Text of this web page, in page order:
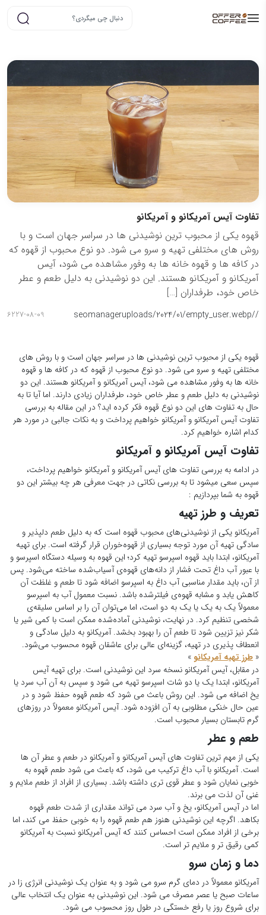
تفاوت آیس آمریکانو و آمریکانو
قهوه یکی از محبوب ترین نوشیدنی ها در سراسر جهان است و با
روش های مختلفی تهیه و سرو می شود. دو نوع محبوب از قهوه که
در کافه ها و قهوه خانه ها به وفور مشاهده می شود، آیس
آمریکانو و آمریکانو هستند. این دو نوشیدنی به دلیل طعم و عطر
خاص خود، طرفداران […]
/
/uploads/2024/01/empty_user.webp
seomanager
6227-08-09
قهوه یکی از محبوب ترین نوشیدنی ها در سراسر جهان است و با روش های
مختلفی تهیه و سرو می شود. دو نوع محبوب از قهوه که در کافه ها و قهوه
خانه ها به وفور مشاهده می شود، آیس آمریکانو و آمریکانو هستند. این دو
نوشیدنی به دلیل طعم و عطر خاص خود، طرفداران زیادی دارند. اما آیا تا به
حال به تفاوت های این دو نوع قهوه فکر کرده اید؟ در این مقاله به بررسی
تفاوت آیس آمریکانو و آمریکانو خواهیم پرداخت و به نکات جالبی در مورد هر
کدام اشاره خواهیم کرد.
تفاوت آیس آمریکانو و آمریکانو
در ادامه به بررسی تفاوت های آیس آمریکانو و آمریکانو خواهیم پرداخت،
سپس سعی میشود تا به بررسی نکاتی در جهت معرفی هر چه بیشتر این دو
قهوه به شما بپردازیم :
تعریف و طرز تهیه
آمریکانو یکی از نوشیدنی‌های محبوب قهوه است که به دلیل طعم دلپذیر و
سادگی تهیه آن مورد توجه بسیاری از قهوه‌خوران قرار گرفته است. برای تهیه
آمریکانو، ابتدا باید قهوه‌ اسپرسو تهیه کرد؛ این قهوه به وسیله دستگاه اسپرسو و
با عبور آب داغ تحت فشار از دانه‌های قهوه‌ی آسیاب‌شده ساخته می‌شود. پس
از آن، باید مقدار مناسبی آب داغ به اسپرسو اضافه شود تا طعم و غلظت آن
کاهش یابد و مشابه قهوه‌ی فیلترشده باشد. نسبت معمول آب به اسپرسو
معمولاً یک به یک یا یک به دو است، اما می‌توان آن را بر اساس سلیقه‌ی
شخصی تنظیم کرد. در نهایت، نوشیدنی آماده‌شده ممکن است با کمی شیر یا
شکر نیز تزیین شود تا طعم آن را بهبود بخشد. آمریکانو به دلیل سادگی و
انعطاف پذیری در تهیه، گزینه‌ای عالی برای عاشقان قهوه محسوب می‌شود.
« طرز تهیه آمریکانو »
در مقابل، آیس آمریکانو نسخه سرد این نوشیدنی است. برای تهیه آیس
آمریکانو، ابتدا یک یا دو شات اسپرسو تهیه می شود و سپس به آن آب سرد یا
یخ اضافه می شود. این روش باعث می شود که طعم قهوه حفظ شود و در
عین حال خنکی مطلوبی به آن افزوده شود. آیس آمریکانو معمولاً در روزهای
گرم تابستان بسیار محبوب است.
طعم و عطر
یکی از مهم ترین تفاوت های آیس آمریکانو و آمریکانو در طعم و عطر آن ها
است. آمریکانو با آب داغ ترکیب می شود، که باعث می شود طعم قهوه به
خوبی نمایان شود و عطر قوی تری داشته باشد. بسیاری از افراد از طعم ملایم و
غنی آن لذت می برند.
اما در آیس آمریکانو، یخ و آب سرد می تواند مقداری از شدت طعم قهوه
بکاهد. اگرچه این نوشیدنی هنوز هم طعم قهوه را به خوبی حفظ می کند، اما
برخی از افراد ممکن است احساس کنند که آیس آمریکانو نسبت به آمریکانو
کمی رقیق تر و ملایم تر است.
دما و زمان سرو
آمریکانو معمولاً در دمای گرم سرو می شود و به عنوان یک نوشیدنی انرژی زا در
ساعات صبح یا عصر مصرف می شود. این نوشیدنی به عنوان یک انتخاب عالی
برای شروع روز یا رفع خستگی در طول روز محسوب می شود.